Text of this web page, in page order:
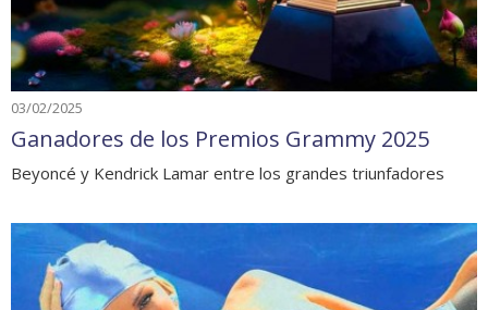
03/02/2025
Ganadores de los Premios Grammy 2025
Beyoncé y Kendrick Lamar entre los grandes triunfadores